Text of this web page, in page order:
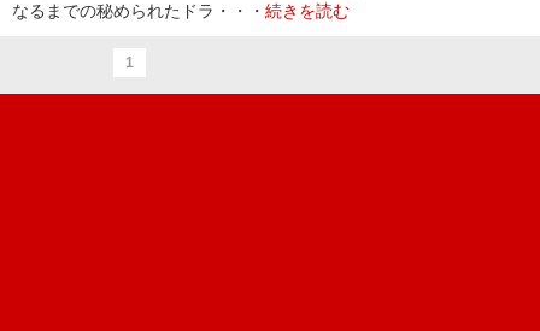
なるまでの秘められたドラ・・・ 続きを読む
1